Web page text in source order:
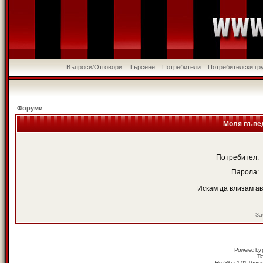
Въпроси/Отговори Търсене Потребители Потребителски
Форуми
Моля
Потребител:
Парола:
Искам да влизам
Powered by